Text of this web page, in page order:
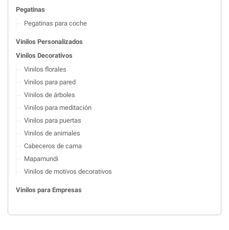
Pegatinas
Pegatinas para coche
Vinilos Personalizados
Vinilos Decorativos
Vinilos florales
Vinilos para pared
Vinilos de árboles
Vinilos para meditación
Vinilos para puertas
Vinilos de animales
Cabeceros de cama
Mapamundi
Vinilos de motivos decorativos
Vinilos para Empresas